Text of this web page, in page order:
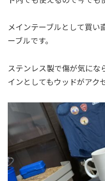
メインテーブルとして買い
ーブルです。
ステンレス製で傷が気にな
インとしてもウッドがアク